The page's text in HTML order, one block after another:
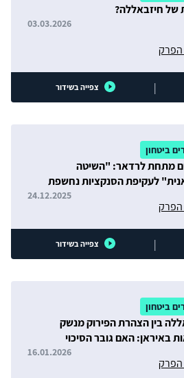
של חיזבאללה?
הפרק
03.03.2026
| צפייה בשידור
ביטחון
מתחת לרדאר: "השיטה
לעקיפת הסנקציות נחשפת
הפרק
24.12.2025
| צפייה בשידור
ביטחון
בין הצהרת הפירוק מנשק
באיראן: האם גובר הסיכוי
הפרק
16.01.2026